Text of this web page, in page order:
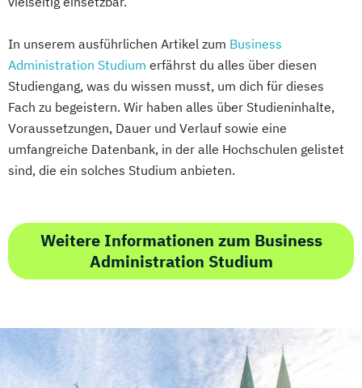
In unserem ausführlichen Artikel zum Business
Administration Studium erfährst du alles über diesen
Studiengang, was du wissen musst, um dich für dieses
Fach zu begeistern. Wir haben alles über Studieninhalte,
Voraussetzungen, Dauer und Verlauf sowie eine
umfangreiche Datenbank, in der alle Hochschulen gelistet
sind, die ein solches Studium anbieten.
Weitere Informationen zum Business
Administration Studium